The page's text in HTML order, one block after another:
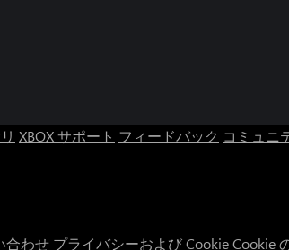
XBOX サポート フィードバック コミュニ
合わせ プライバシーおよび CookieCookie